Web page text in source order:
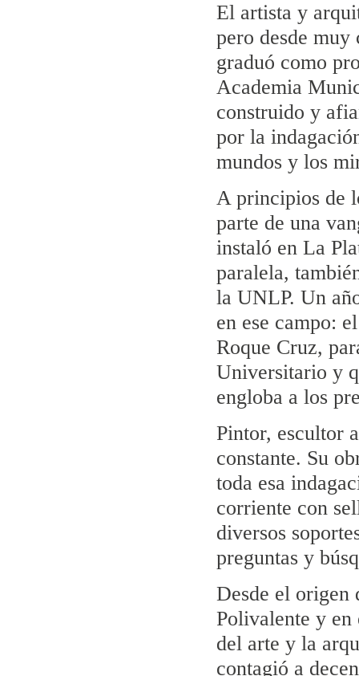
El artista y
pero desde
graduó como
Academia
construido y
por la
mundos y los
A principios de
parte de una
instaló en La
paralela,
la UNLP. Un
en ese campo:
Roque Cruz,
Universitario y
engloba a los
Pintor, escultor
constante. Su
toda esa
corriente con
diversos
preguntas y
Desde el origen
Polivalente y en
del arte y la
contagió a